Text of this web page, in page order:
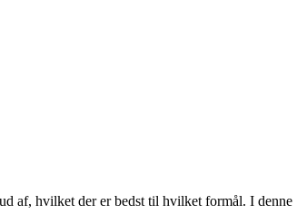
af, hvilket der er bedst til hvilket formål. I denne